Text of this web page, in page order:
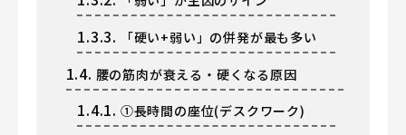
1.3.3. 「硬い+弱い」の併発が最も多い
1.4. 腰の筋肉が衰える・硬くなる原因
1.4.1. ①長時間の座位(デスクワーク)